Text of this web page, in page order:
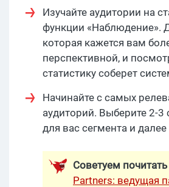
Изучайте аудитории на
функции «Наблюдение».
которая кажется вам
перспективной, и
статистику соберет
Начинайте с самых
аудиторий. Выберите 2-
для вас сегмента и
Советуем
Partners: ведущая